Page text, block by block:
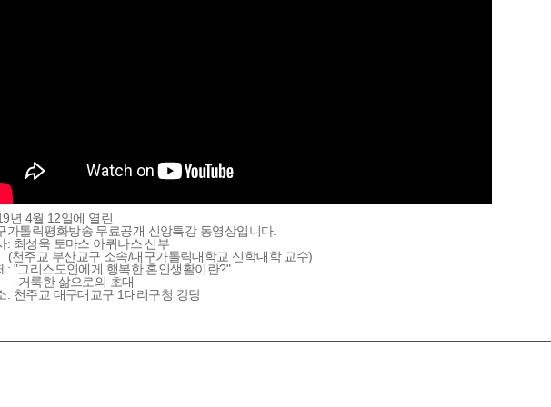
년 4월 12일에 열린
가톨릭평화방송 무료공개 신앙특강 동영상입니다.
: 최성욱 토마스 아퀴나스 신부
교 부산교구 소속/대구가톨릭대학교 신학대학 교수)
: "그리스도인에게 행복한 혼인생활이란?"
룩한 삶으로의 초대
: 천주교 대구대교구 1대리구청 강당